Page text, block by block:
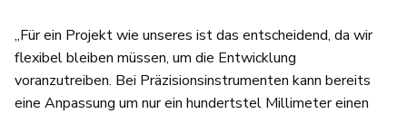
„Für ein Projekt wie unseres ist das entscheidend, da wir
flexibel bleiben müssen, um die Entwicklung
voranzutreiben. Bei Präzisionsinstrumenten kann bereits
eine Anpassung um nur ein hundertstel Millimeter einen